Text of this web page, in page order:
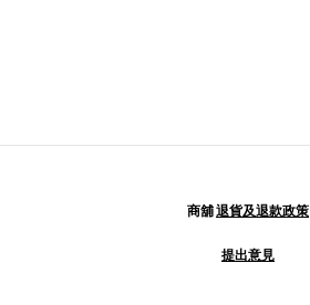
商舖退貨及退款政策
提出意見